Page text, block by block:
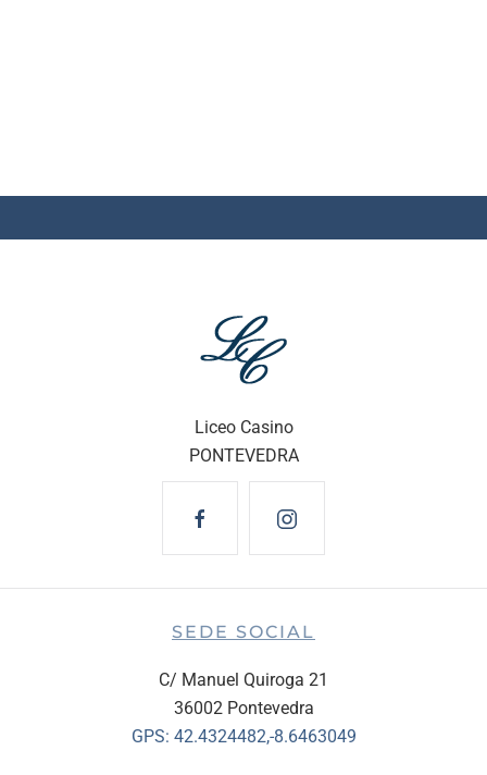
Liceo Casino
PONTEVEDRA
SEDE SOCIAL
C/ Manuel Quiroga 21
36002 Pontevedra
GPS: 42.4324482,-8.6463049